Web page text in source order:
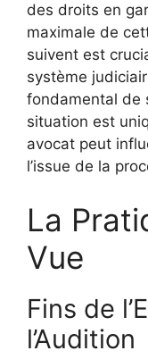
des droits en
maximale de
suivent est
système
fondamental de
situation est
avocat peut
l’issue de la
La
Vue
Fins de
l’Audition